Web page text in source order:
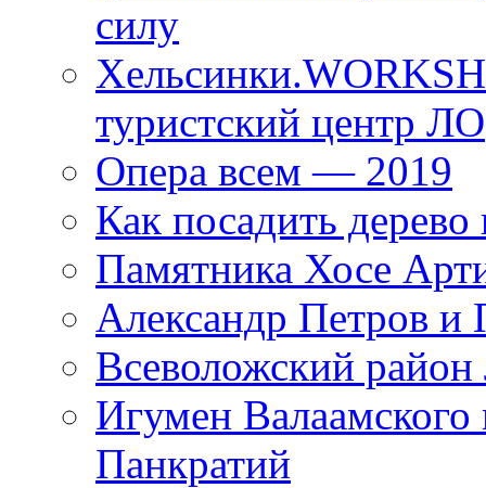
силу
туристский центр ЛО
Опера всем — 2019
Как посадить дерево
Памятника Хосе
Александр Петров и
Всеволожский район
Игумен
Панкратий